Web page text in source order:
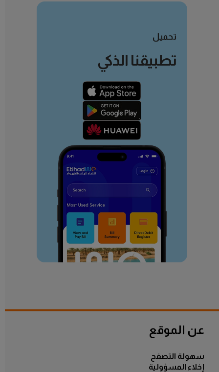
تعلم المزيد
تحميل
تطبيقنا الذكي
عن الموقع
سهولة التصفح
إخلاء المسؤولية